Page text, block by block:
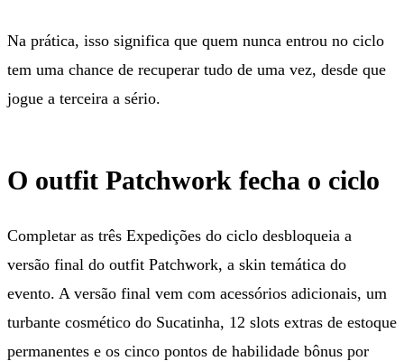
Na prática, isso significa que quem nunca entrou no ciclo
tem uma chance de recuperar tudo de uma vez, desde que
jogue a terceira a sério.
O outfit Patchwork fecha o ciclo
Completar as três Expedições do ciclo desbloqueia a
versão final do outfit Patchwork, a skin temática do
evento. A versão final vem com acessórios adicionais, um
turbante cosmético do Sucatinha, 12 slots extras de estoque
permanentes e os cinco pontos de habilidade bônus por